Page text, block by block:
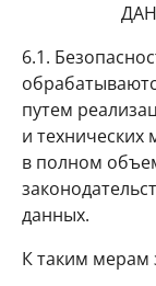
6.1.
путем
и
в полном
данных.
К таким мерам